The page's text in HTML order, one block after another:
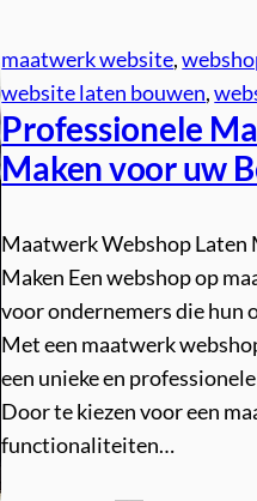
maatwerk website,
website laten bouwen,
Professionele
Maken voor uw
Maatwerk Webshop Laten
Maken Een webshop op
voor ondernemers die hun
Met een maatwerk
een unieke en
Door te kiezen voor een
functionaliteiten…